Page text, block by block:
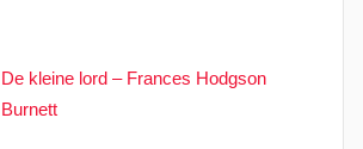
De kleine lord – Frances Hodgson
Burnett